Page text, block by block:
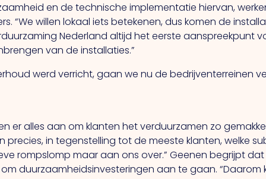
en de technische implementatie hiervan,
“We willen lokaal iets betekenen, dus komen de
Nederland altijd het eerste aanspreekpunt
van de installaties.”
werd verricht, gaan we nu de bedrijventerreinen
er alles aan om klanten het verduurzamen zo
precies, in tegenstelling tot de meeste klanten, welke
rompslomp maar aan ons over.” Geenen begrijpt
duurzaamheidsinvesteringen aan te gaan. “Daarom